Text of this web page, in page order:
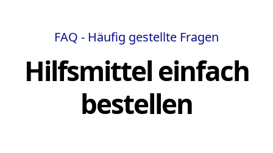
FAQ - Häufig gestellte Fragen
Hilfsmittel einfach
bestellen